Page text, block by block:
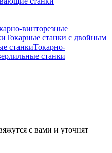
винторезные
Токарные станки с двойным
станкиТокарно-
станки
с вами и уточнят